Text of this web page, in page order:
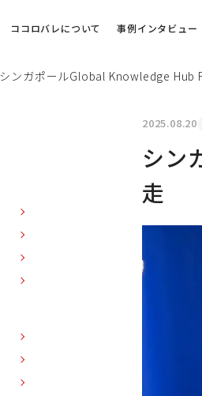
ココロバレについて 事例インタビュー
シンガポールGlobal Knowledge Hub
2025.08.20
シン
走